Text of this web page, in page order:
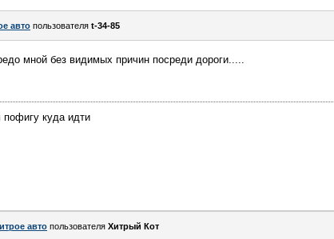
авто пользователя t-34-85
мной без видимых причин посреди дороги.....
пофигу куда идти
авто пользователя Хитрый Кот